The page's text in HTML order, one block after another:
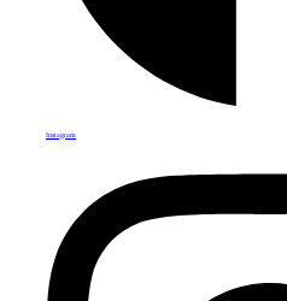
Instagram